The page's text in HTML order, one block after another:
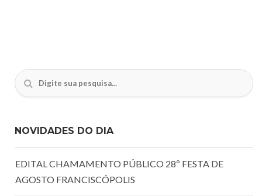
NOVIDADES DO DIA
EDITAL CHAMAMENTO PÚBLICO 28º FESTA DE
AGOSTO FRANCISCÓPOLIS